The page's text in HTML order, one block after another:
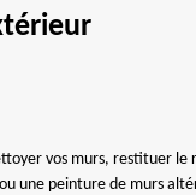
vos murs, restituer
une peinture de murs